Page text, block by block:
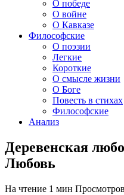
О победе
О войне
О Кавказе
Философские
О поэзии
Легкие
Короткие
О смысле жизни
О Боге
Повесть в стихах
Философские
Анализ
Деревенская
Любовь
На чтение 1 мин Просмотров